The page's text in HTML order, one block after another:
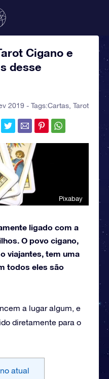
Cigano e
desse
2019 - Tags:Cartas Tarot
Pixabay
ligado com a
O povo cigano,
viajantes, tem uma
todos eles são
a lugar algum, e
diretamente para o
atual